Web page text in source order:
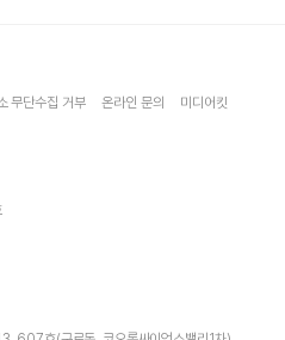
무단수집 거부 온라인 문의 미디어킷